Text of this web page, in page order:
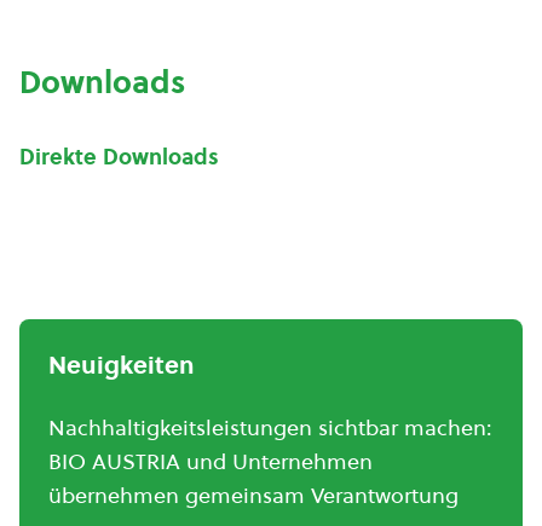
Downloads
Direkte Downloads
Neuigkeiten
Nachhaltigkeitsleistungen sichtbar machen:
BIO AUSTRIA und Unternehmen
übernehmen gemeinsam Verantwortung